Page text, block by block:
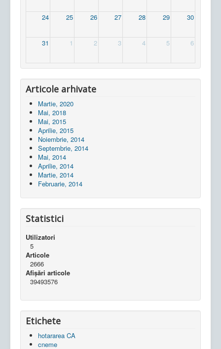
24 25 26 27 28 29 30
31 1 2 3 4 5 6
Articole arhivate
Martie, 2020
Mai, 2018
Mai, 2015
Aprilie, 2015
Noiembrie, 2014
Septembrie, 2014
Mai, 2014
Aprilie, 2014
Martie, 2014
Februarie, 2014
Statistici
Utilizatori
5
Articole
2666
Afișări articole
39493576
Etichete
hotararea CA
cneme